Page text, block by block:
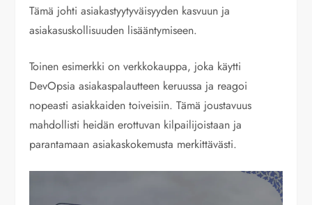
Tämä johti asiakastyytyväisyyden kasvuun ja
asiakasuskollisuuden lisääntymiseen.
Toinen esimerkki on verkkokauppa, joka käytti
DevOpsia asiakaspalautteen keruussa ja reagoi
nopeasti asiakkaiden toiveisiin. Tämä joustavuus
mahdollisti heidän erottuvan kilpailijoistaan ja
parantamaan asiakaskokemusta merkittävästi.